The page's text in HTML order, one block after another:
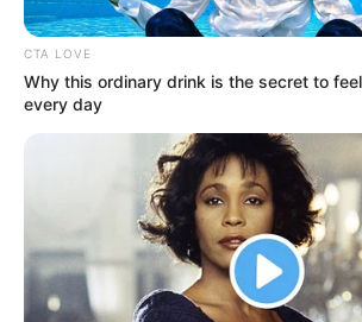
TECNOLOGÍA
Nace un nuevo deporte en
Ley hace historia
CURSOS
CTA LOVE
Why this ordinary drink is the secret to
every day